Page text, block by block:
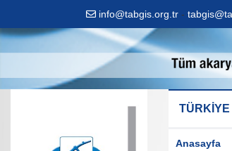
info@tabgis.org.tr -
Anasayfa